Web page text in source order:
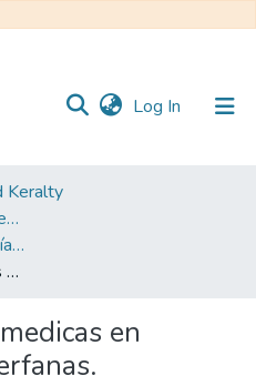
Log In (current)
Keralty
Centro de Evidencia e Investigación para las Decisiones en Salud – CEIDS
Evaluaciones de tecnología sanitaria
Manual de juntas medicas en enfermedades huerfanas.
en